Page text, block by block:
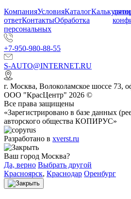
КомпанияУсловияКаталог
ответКонтактыОбработка
персональных
+7-950-980-88-55
S-AUTO@INTERNET.RU
г. Москва, Волоколамское шоссе 73,
ООО "КрасЦентр" 2026 ©
Все права защищены
«Зарегистрировано в базе данных
авторского общества КОПИРУС»
Разработано в xverst.ru
Ваш город Москва?
Да, верно Выбрать другой
Красноярск, Краснодар Оренбург